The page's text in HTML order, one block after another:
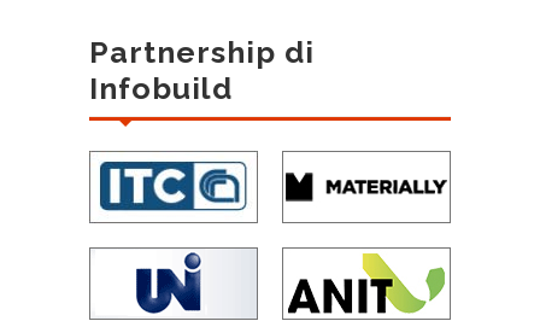
Partnership di
Infobuild